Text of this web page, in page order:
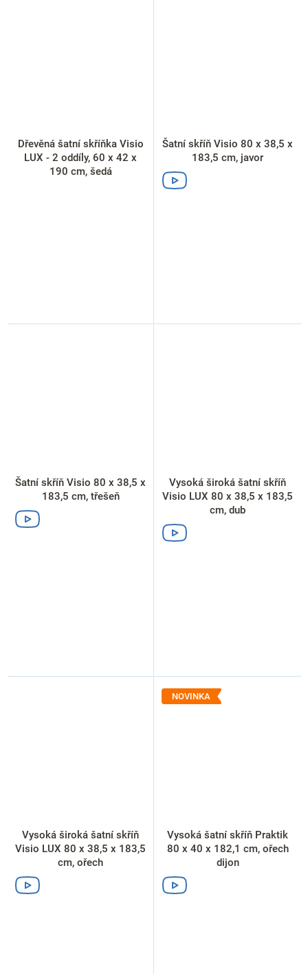
Dřevěná šatní skříňka Visio
LUX - 2 oddíly, 60 x 42 x
190 cm, šedá
Šatní skříň Visio 80 x 38,5 x
183,5 cm, javor
Šatní skříň Visio 80 x 38,5 x
183,5 cm, třešeň
Vysoká široká šatní skříň
Visio LUX 80 x 38,5 x 183,5
cm, dub
Vysoká široká šatní skříň
Visio LUX 80 x 38,5 x 183,5
cm, ořech
NOVINKA
Vysoká šatní skříň Praktik
80 x 40 x 182,1 cm, ořech
dijon